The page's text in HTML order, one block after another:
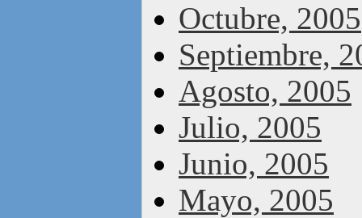
Octubre, 2005
Septiembre,
Agosto, 2005
Julio, 2005
Junio, 2005
Mayo, 2005